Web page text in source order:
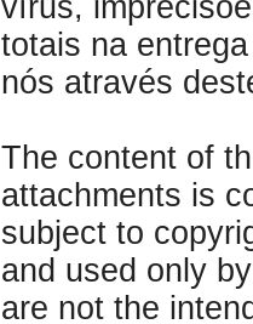
vírus,
totais na
nós através
The content of
attachments is
subject to
and used only
are not the